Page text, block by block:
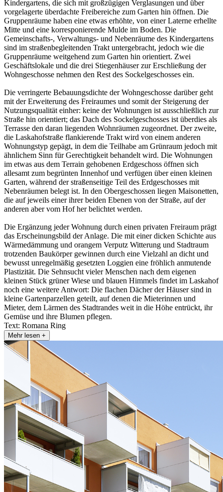
Kindergartens, die sich mit großzügigen Verglasungen und über
vorgelagerte überdachte Freibereiche zum Garten hin öffnen. Die
Gruppenräume haben eine etwas erhöhte, von einer Laterne erhellte
Mitte und eine korresponierende Mulde im Boden. Die
Gemeinschafts-, Verwaltungs- und Nebenräume des Kindergartens
sind im straßenbegleitenden Trakt untergebracht, jedoch wie die
Gruppenräume weitgehend zum Garten hin orientiert. Zwei
Geschäftslokale und die drei Stiegenhäuser zur Erschließung der
Wohngeschosse nehmen den Rest des Sockelgeschosses ein.
Die verringerte Bebauungsdichte der Wohngeschosse darüber geht
mit der Erweiterung des Freiraumes und somit der Steigerung der
Nutzungsqualität einher: keine der Wohnungen ist ausschließlich zur
Straße hin orientiert; das Dach des Sockelgeschosses ist überdies als
Terrasse den daran liegenden Wohnräumen zugeordnet. Der zweite,
die Laskahofstraße flankierende Trakt wird von einem anderen
Wohnungstyp gepägt, in dem die Teilhabe am Grünraum jedoch mit
ähnlichem Sinn für Gerechtigkeit behandelt wird. Die Wohnungen
im etwas aus dem Terrain gehobenen Erdgeschoss öffnen sich
allesamt zum begrünten Innenhof und verfügen über einen kleinen
Garten, während der straßenseitige Teil des Erdgeschosses mit
Nebenräumen belegt ist. In den Obergeschossen liegen Maisonetten,
die auf jeweils einer ihrer beiden Ebenen von der Straße, auf der
anderen aber vom Hof her belichtet werden.
Die Ergänzung jeder Wohnung durch einen privaten Freiraum prägt
das Erscheinungsbild der Anlage. Die mit einer dicken Schichte aus
Wärmedämmung und orangem Verputz Witterung und Stadtraum
trotzenden Baukörper gewinnen durch eine Vielzahl an dicht und
bewusst unregelmäßig gesetzten Loggien eine fröhlich anmutende
Plastizität. Die Sehnsucht vieler Menschen nach dem eigenen
kleinen Stück grüner Wiese und blauen Himmels findet im Laskahof
noch eine weitere Antwort: Die flachen Dächer der Häuser sind in
kleine Gartenparzellen geteilt, auf denen die Mieterinnen und
Mieter, dem Lärmen des Stadtrandes weit in die Höhe entrückt, ihr
Gemüse und ihre Blumen pflegen.
Text: Romana Ring
Mehr lesen +